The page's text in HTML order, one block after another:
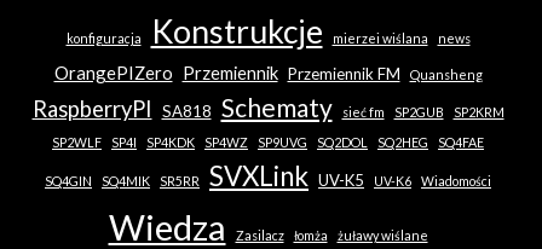
konfiguracja Konstrukcje mierzei wiślana news
OrangePIZero Przemiennik Przemiennik FM Quansheng
RaspberryPI SA818 Schematy sieć fm SP2GUB
SP2KRM
SP2WLF
SP4I SP4KDK SP4WZ SP9UVG SQ2DOL SQ2HEG SQ4FAE
SQ4GIN SQ4MIK SR5RR SVXLink UV-K5 UV-K6 Wiadomości
Wiedza Zasilacz łomża żuławy wiślane